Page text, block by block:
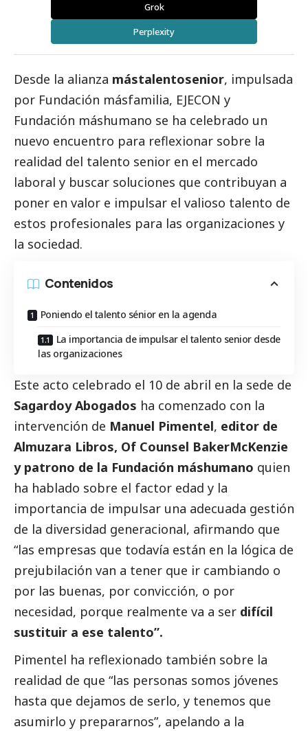
Grok
Perplexity
Desde la alianza mástalentosenior, impulsada
por Fundación másfamilia, EJECON y
Fundación máshumano se ha celebrado un
nuevo encuentro para reflexionar sobre la
realidad del talento senior en el mercado
laboral y buscar soluciones que contribuyan a
poner en valor e impulsar el valioso talento de
estos profesionales para las organizaciones y
la sociedad.
Contenidos
Poniendo el talento sénior en la agenda
La importancia de impulsar el talento senior desde
las organizaciones
Este acto celebrado el 10 de abril en la sede de
Sagardoy Abogados ha comenzado con la
intervención de Manuel Pimentel, editor de
Almuzara Libros, Of Counsel BakerMcKenzie
y patrono de la Fundación máshumano quien
ha hablado sobre el factor edad y la
importancia de impulsar una adecuada gestión
de la diversidad generacional, afirmando que
“las empresas que todavía están en la lógica de
prejubilación van a tener que ir cambiando o
por las buenas, por convicción, o por
necesidad, porque realmente va a ser difícil
sustituir a ese talento”.
Pimentel ha reflexionado también sobre la
realidad de que “las personas somos jóvenes
hasta que dejamos de serlo, y tenemos que
asumirlo y prepararnos”, apelando a la